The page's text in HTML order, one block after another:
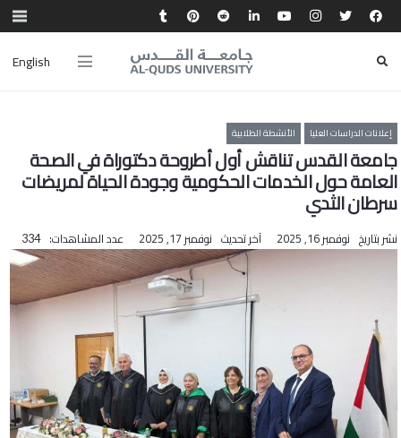
English
إعلانات الدراسات العليا الأنشطة الطلابية
جامعة القدس تناقش أول أطروحة دكتوراة في الصحة
العامة حول الخدمات الحكومية وجودة الحياة لمريضات
سرطان الثدي
نشر بتاريخ نوفمبر 16, 2025 آخر تحديث نوفمبر 17, 2025 عدد المشاهدات: 334